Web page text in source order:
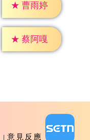
★ 曹雨婷
★ 蔡阿嘎
意見反應